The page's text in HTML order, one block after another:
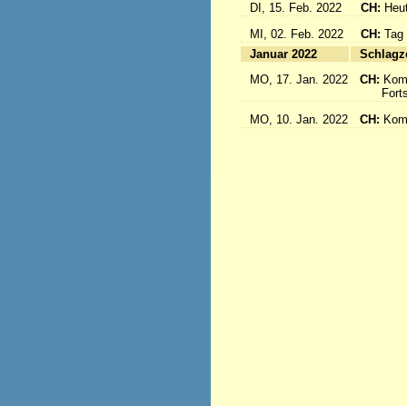
DI, 15. Feb. 2022
CH:
MI, 02. Feb. 2022
CH: Tag
Januar 2022
MO, 17. Jan. 2022
CH:
MO, 10. Jan. 2022
CH: